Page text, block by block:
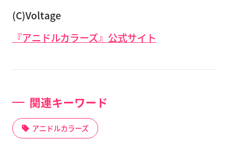
(C)Voltage
『アニドルカラーズ』公式サイト
関連キーワード
アニドルカラーズ